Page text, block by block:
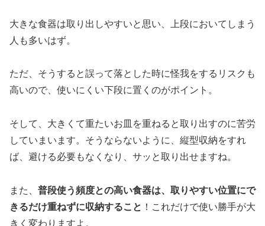
大きな食器は取り出しやすいと思い、上段においてしまう
人も多いはず。
ただ、そうすると誤って落とした時に怪我をするリスクも
高いので、使いにくい下段に置くのがポイント。
そして、大きくて重たいお皿を重ねると取り出すのに苦労
していまいます。そうならないように、縦型収納をすれ
ば、避ける必要もなくなり、サッと取り出せますね。
また、 普段使う頻度との高い食器は、取りやすい位置にで
きるだけ重ねずに収納すること ！これだけで使い勝手が大
きく変わりますよ。